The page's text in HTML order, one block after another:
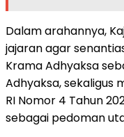
Dalam arahannya,
jajaran agar
Krama Adhyaksa
Adhyaksa, sekaligus
RI Nomor 4 Tahun
sebagai pedoman